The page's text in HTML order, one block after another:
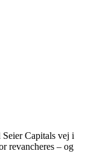
Capitals vej i
revancheres – og